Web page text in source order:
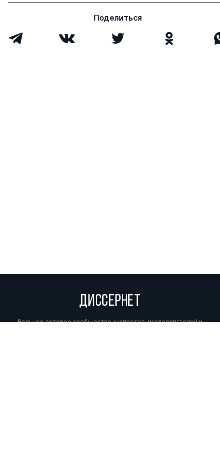
Поделиться
ДИССЕРНЕТ
Вольное сетевое сообщество экспертов, исследователей и